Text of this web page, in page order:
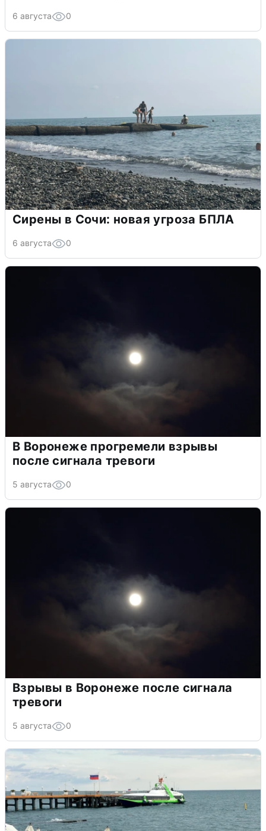
6 августа 0
Сирены в Сочи: новая угроза БПЛА
6 августа 0
В Воронеже прогремели взрывы
после сигнала тревоги
5 августа 0
Взрывы в Воронеже после сигнала
тревоги
5 августа 0